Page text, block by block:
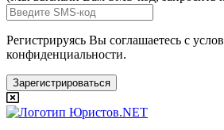
Регистрируясь Вы соглашаетесь с
конфиденциальности.
Зарегистрироваться